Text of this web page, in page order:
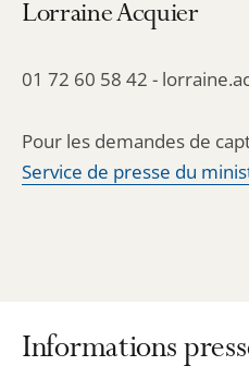
Lorraine Acquier
01 72 60 58 42 -
Pour les demandes de
Service de presse du
Informations